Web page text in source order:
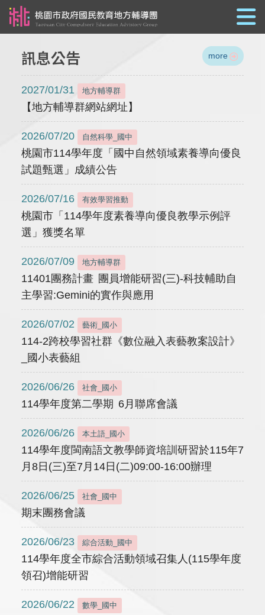
訊息公告 more
2027/01/31 地方輔導群
【地方輔導群網站網址】
2026/07/20 自然科學_國中
桃園市114學年度「國中自然領域素養導向優良
試題甄選」成績公告
2026/07/16 有效學習推動
桃園市「114學年度素養導向優良教學示例評
選」獲獎名單
2026/07/09 地方輔導群
11401團務計畫 團員增能研習(三)-科技輔助自
主學習:Gemini的實作與應用
2026/07/02 藝術_國小
114-2跨校學習社群《數位融入表藝教案設計》
_國小表藝組
2026/06/26 社會_國小
114學年度第二學期 6月聯席會議
2026/06/26 本土語_國小
114學年度閩南語文教學師資培訓研習於115年7
月8日(三)至7月14日(二)09:00-16:00辦理
2026/06/25 社會_國中
期末團務會議
2026/06/23 綜合活動_國中
114學年度全市綜合活動領域召集人(115學年度
領召)增能研習
2026/06/22 數學_國中